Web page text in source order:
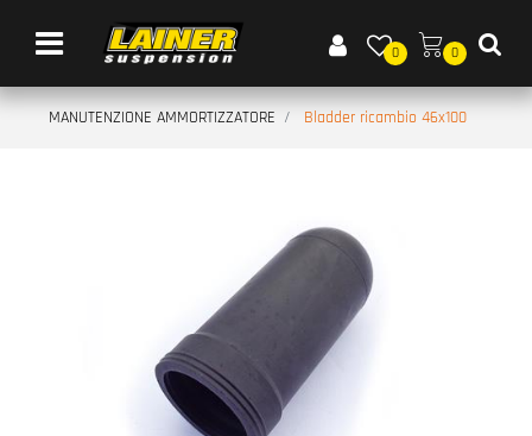
Open menu
0 0
MANUTENZIONE AMMORTIZZATORE Bladder ricambio 46x100